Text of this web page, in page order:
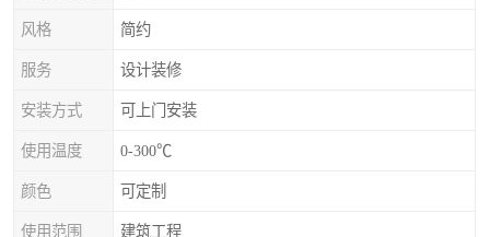
风格 简约
服务 设计装修
安装方式 可上门安装
使用温度 0-300℃
颜色 可定制
使用范围 建筑工程